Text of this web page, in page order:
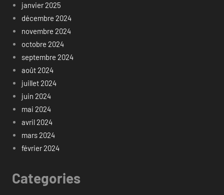
janvier 2025
décembre 2024
novembre 2024
octobre 2024
septembre 2024
août 2024
juillet 2024
juin 2024
mai 2024
avril 2024
mars 2024
février 2024
Categories